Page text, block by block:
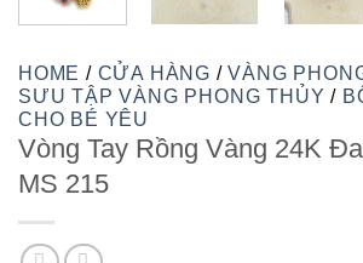
HOME / CỬA HÀNG / VÀNG
SƯU TẬP VÀNG PHONG THỦY /
CHO BÉ YÊU
Vòng Tay Rồng Vàng 24K
MS 215